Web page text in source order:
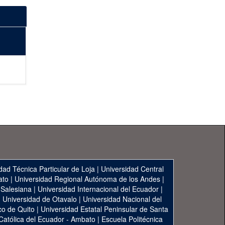
Técnica Particular de Loja | Universidad Central
| Universidad Regional Autónoma de los Andes|
| Universidad Internacional del Ecuador|
Universidad de Otavalo | Universidad Nacional del
de Quito | Universidad Estatal Peninsular de Santa
del Ecuador - Ambato | Escuela Politécnica